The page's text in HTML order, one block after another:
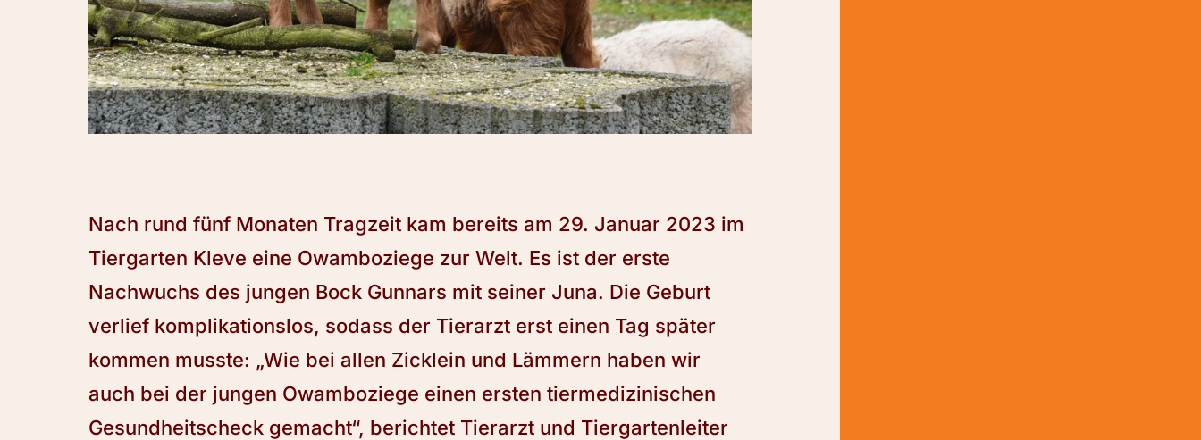
Nach rund fünf Monaten Tragzeit kam bereits am 29. Januar 2023 im
Tiergarten Kleve eine Owamboziege zur Welt. Es ist der erste
Nachwuchs des jungen Bock Gunnars mit seiner Juna. Die Geburt
verlief komplikationslos, sodass der Tierarzt erst einen Tag später
kommen musste: „Wie bei allen Zicklein und Lämmern haben wir
auch bei der jungen Owamboziege einen ersten tiermedizinischen
Gesundheitscheck gemacht“, berichtet Tierarzt und Tiergartenleiter